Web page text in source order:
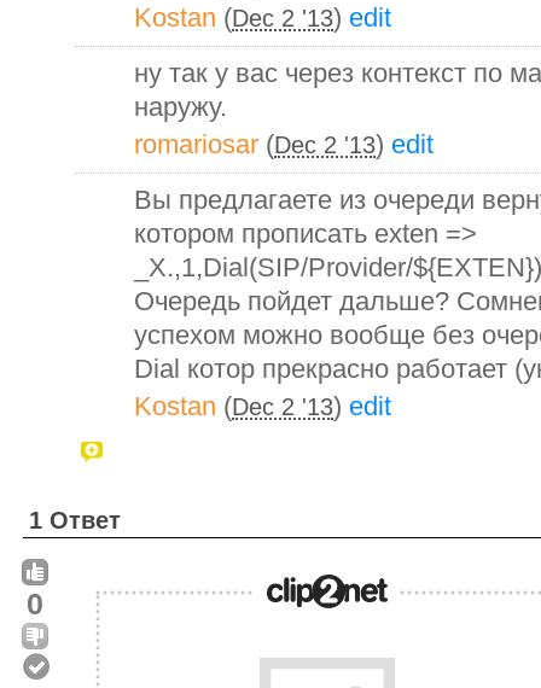
Kostan (Dec 2 '13) edit
ну так у вас через контекст по
наружу.
romariosar (Dec 2 '13) edit
Вы предлагаете из очереди
котором прописать exten =>
_X.,1,Dial(SIP/Provider/
Очередь пойдет дальше?
успехом можно вообще без
Dial котор прекрасно работает
Kostan (Dec 2 '13) edit
1 Ответ
0